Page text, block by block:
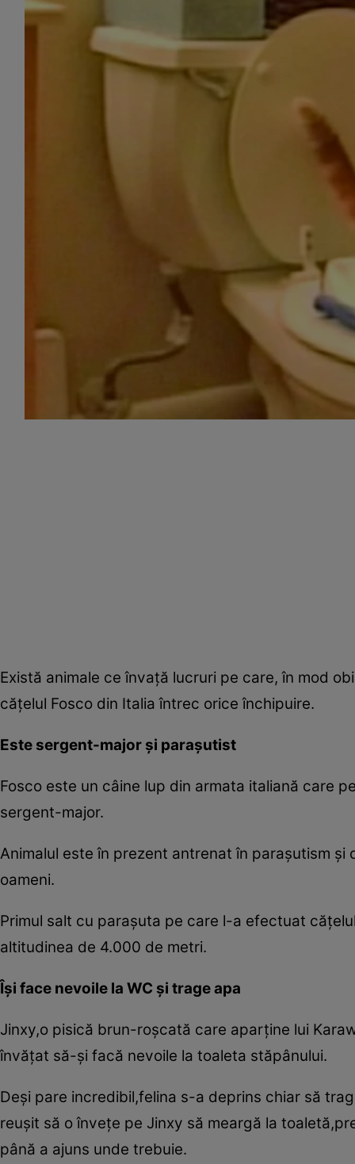
Există animale ce învaţă lucruri pe care, în mod
căţelul Fosco din Italia întrec orice închipuire.
Este sergent-major şi paraşutist
Fosco este un câine lup din armata italiană care
sergent-major.
Animalul este în prezent antrenat în paraşutism
oameni.
Primul salt cu paraşuta pe care l-a efectuat
altitudinea de 4.000 de metri.
Îşi face nevoile la WC şi trage apa
Jinxy,o pisică brun-roşcată care aparţine lui
învăţat să-şi facă nevoile la toaleta stăpânului.
Deşi pare incredibil,felina s-a deprins chiar să
reuşit să o înveţe pe Jinxy să meargă la
până a ajuns unde trebuie.